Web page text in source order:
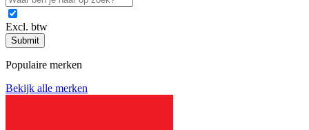
Excl. btw
Submit
Populaire merken
Bekijk alle merken